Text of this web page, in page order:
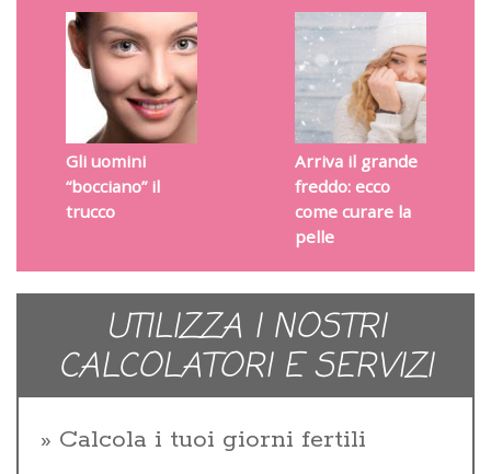
Gli uomini
“bocciano” il
trucco
Arriva il grande
freddo: ecco
come curare la
pelle
UTILIZZA I NOSTRI
CALCOLATORI E SERVIZI
Calcola i tuoi giorni fertili